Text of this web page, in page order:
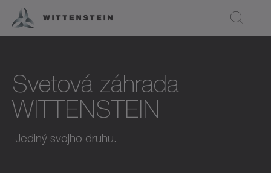
Svetová záhrada
WITTENSTEIN
Jediný svojho druhu.